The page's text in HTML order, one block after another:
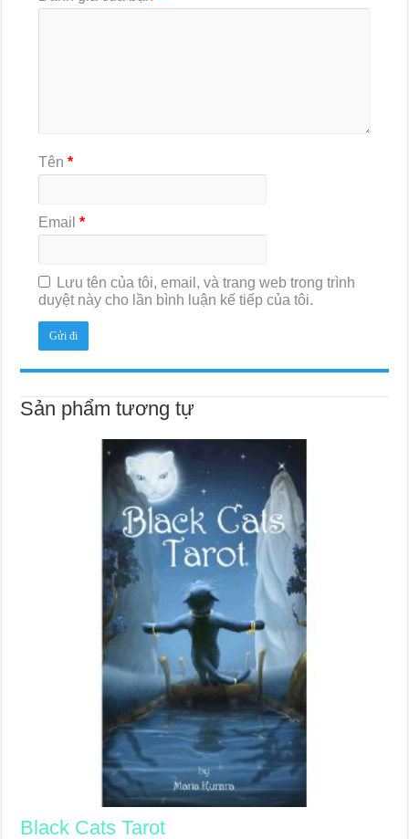
Tên*
Email*
Lưu tên của tôi, email, và trang web trong trình
duyệt này cho lần bình luận kế tiếp của tôi.
Sản phẩm tương tự
Black Cats Tarot